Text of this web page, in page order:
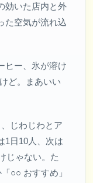
効いた店内と外
た空気が流れ込
ヒー、氷が溶け
ど。まあいい
じわじわとア
1日10人、次は
じゃない。た
○○ おすすめ」